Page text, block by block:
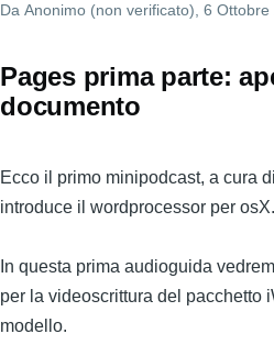
barra
Da Anonimo (non verificato), 6 Ottobre
Pages prima parte:
documento
Ecco il primo minipodcast, a cura
introduce il wordprocessor per osX.
In questa prima audioguida
per la videoscrittura del pacchetto
modello.